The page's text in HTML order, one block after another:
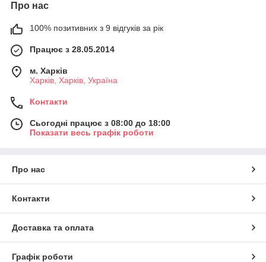
Про нас
100% позитивних з 9 відгуків за рік
Працює з 28.05.2014
м. Харків
Харків, Харків, Україна
Контакти
Сьогодні працює з 08:00 до 18:00
Показати весь графік роботи
Про нас
Контакти
Доставка та оплата
Графік роботи